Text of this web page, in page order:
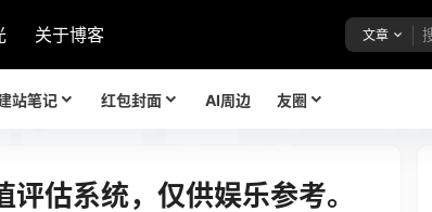
关于博客 文章
站笔记 红包封面 AI周边 友圈
估系统，仅供娱乐参考。